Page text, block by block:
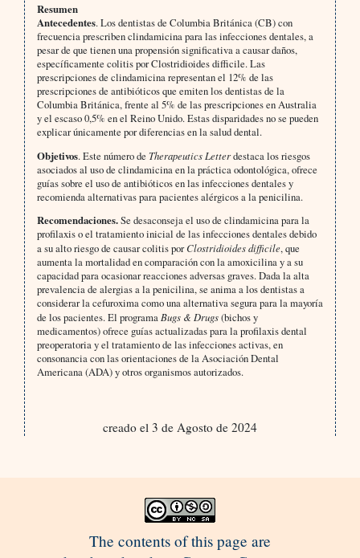
Resumen
Antecedentes. Los dentistas de Columbia Británica (CB) con
frecuencia prescriben clindamicina para las infecciones dentales, a
pesar de que tienen una propensión significativa a causar daños,
específicamente colitis por Clostridioides difficile. Las
prescripciones de clindamicina representan el 12% de las
prescripciones de antibióticos que emiten los dentistas de la
Columbia Británica, frente al 5% de las prescripciones en Australia
y el escaso 0,5% en el Reino Unido. Estas disparidades no se pueden
explicar únicamente por diferencias en la salud dental.
Objetivos. Este número de Therapeutics Letterdestaca los riesgos
asociados al uso de clindamicina en la práctica odontológica, ofrece
guías sobre el uso de antibióticos en las infecciones dentales y
recomienda alternativas para pacientes alérgicos a la penicilina.
Recomendaciones.Se desaconseja el uso de clindamicina para la
profilaxis o el tratamiento inicial de las infecciones dentales debido
a su alto riesgo de causar colitis porClostridioides difficile, que
aumenta la mortalidad en comparación con la amoxicilina y a su
capacidad para ocasionar reacciones adversas graves. Dada la alta
prevalencia de alergias a la penicilina, se anima a los dentistas a
considerar la cefuroxima como una alternativa segura para la mayoría
de los pacientes. El programa Bugs & Drugs(bichos y
medicamentos) ofrece guías actualizadas para la profilaxis dental
preoperatoria y el tratamiento de las infecciones activas, en
consonancia con las orientaciones de la Asociación Dental
Americana (ADA) y otros organismos autorizados.
creado el 3 de Agosto de 2024
The contents of this page are